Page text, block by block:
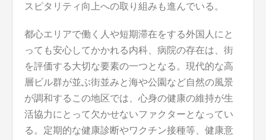
スピタリティ向上への取り組みも進んでいる。
都心エリアで働く人や短期滞在をする外国人にと
っても安心してかかれる内科、病院の存在は、街
を評価する大切な要素の一つとなる。現代的な高
層ビル群が並ぶ街並みと海や公園など自然の風景
が調和するこの地区では、心身の健康の維持が生
活協力にとって欠かせないファクターとなってい
る。定期的な健康診断やワクチン接種等、健康意